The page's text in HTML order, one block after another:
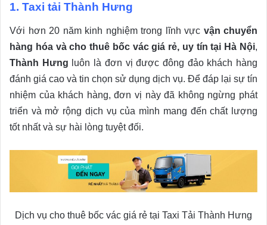
1. Taxi tải Thành Hưng
Với hơn 20 năm kinh nghiệm trong lĩnh vực vận chuyển
hàng hóa và cho thuê bốc vác giá rẻ, uy tín tại Hà Nội,
Thành Hưng luôn là đơn vị được đông đảo khách hàng
đánh giá cao và tin chọn sử dụng dịch vụ. Để đáp lại sự tín
nhiệm của khách hàng, đơn vị này đã không ngừng phát
triển và mở rộng dịch vụ của mình mang đến chất lượng
tốt nhất và sự hài lòng tuyệt đối.
Dịch vụ cho thuê bốc vác giá rẻ tại Taxi Tải Thành Hưng